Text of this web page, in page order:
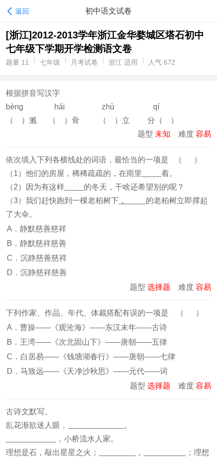
返回 初中语文试卷
[浙江]2012-2013学年浙江金华婺城区塔石初中
七年级下学期开学检测语文卷
题量 11 七年级 月考试卷 浙江 适用 人气 672
根据拼音写汉字
bèng hái zhù qí
（ ）溅 （ ）骨 （ ）立 分（ ）
题型 未知 难度 容易
依次填入下列各横线处的词语，最恰当的一项是 （ ）
（1）他们的房屋，稀稀疏疏的，在雨里
着。
（2）因为有这样
的冬天，干啥还希望别的呢？
（3）我们赶快跑到一棵老柏树下 ， 的老柏树立即撑起
了大伞。
A．静默慈善慈祥
B．静默慈祥慈善
C．沉静慈善慈祥
D．沉静慈祥慈善
题型 选择题 难度 容易
下列作家、作品、年代、体裁搭配有误的一项是 （ ）
A．曹操——《观沧海》——东汉末年——古诗
B．王湾——《次北固山下》——唐朝——五律
C．白居易——《钱塘湖春行》——唐朝——七律
D．马致远——《天净沙秋思》——元代——词
题型 选择题 难度 容易
古诗文默写。
乱花渐欲迷人眼，
。
，小桥流水人家。
理想是石，敲出星星之火；
，
；理想